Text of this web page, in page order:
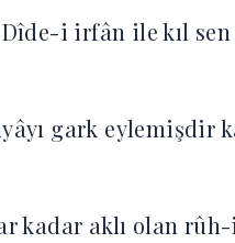
Dîde-i irfân ile kıl
gark eylemişdir
kadar aklı olan